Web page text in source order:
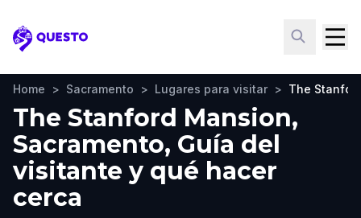
Questo
Home > Sacramento > Lugares para visitar > The
The Stanford Mansion,
Sacramento, Guía del
visitante y qué hacer
cerca